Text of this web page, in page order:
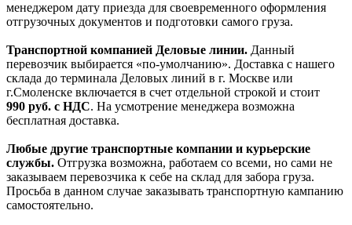
менеджером дату приезда для своевременного оформления
отгрузочных документов и подготовки самого груза.
Транспортной компанией Деловые линии. Данный
перевозчик выбирается «по-умолчанию». Доставка с нашего
склада до терминала Деловых линий в г. Москве или
г.Смоленске включается в счет отдельной строкой и стоит
990 руб. с НДС. На усмотрение менеджера возможна
бесплатная доставка.
Любые другие транспортные компании и курьерские
службы. Отгрузка возможна, работаем со всеми, но сами не
заказываем перевозчика к себе на склад для забора груза.
Просьба в данном случае заказывать транспортную кампанию
самостоятельно.